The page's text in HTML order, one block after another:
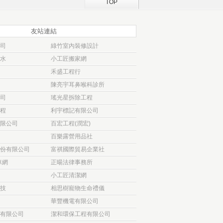
TOP
友站連結
綠竹室內裝修設計
小工匠搬家網
禾盛工程行
陳亮宇耳鼻喉科診所
瑤光星拆除工程
利宇標記有限公司
公司
百宏工程(潤宏)
百樂露營用品社
有限公司
富祺國際貿易企業社
正暘法律事務所
小工匠清潔網
相思樹寵物生命禮儀
華豐機電有限公司
限公司
潔和環保工程有限公司